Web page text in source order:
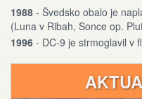
1988 - Švedsko obalo je
(Luna v Ribah, Sonce op.
1996 - DC-9 je strmoglavil v